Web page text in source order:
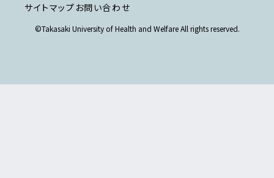
サイトマップ お問い合わせ
©Takasaki University of Health and Welfare All rights reserved.